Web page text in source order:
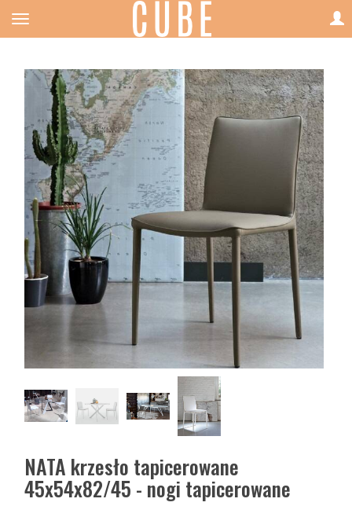
NATA krzesło tapicerowane
45x54x82/45 - nogi tapicerowane